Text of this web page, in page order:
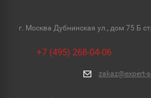
г. Москва Дубнинская ул., дом 75 Б
+7 (495) 268-04-06
zakaz@expert-